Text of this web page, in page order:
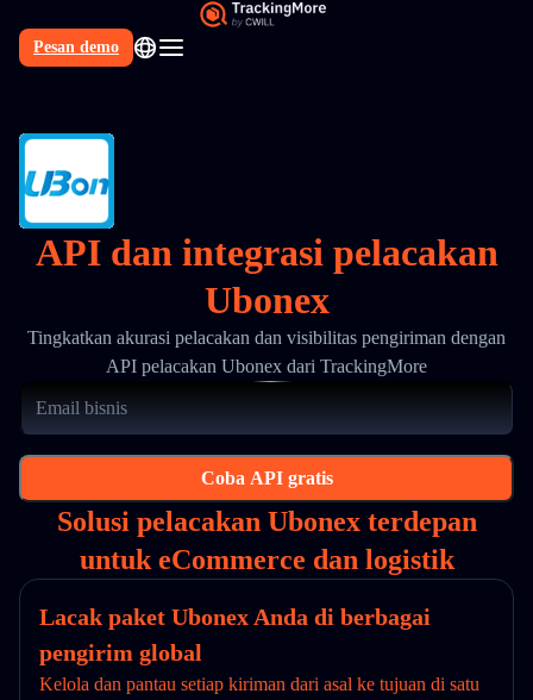
Pesan demo
API dan integrasi pelacakan
Ubonex
Tingkatkan akurasi pelacakan dan visibilitas pengiriman dengan
API pelacakan Ubonex dari TrackingMore
Coba API gratis
Solusi pelacakan Ubonex terdepan
untuk eCommerce dan logistik
Lacak paket Ubonex Anda di berbagai
pengirim global
Kelola dan pantau setiap kiriman dari asal ke tujuan di satu